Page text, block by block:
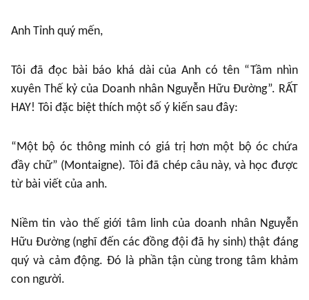
Anh Tỉnh quý mến,
Tôi đã đọc bài báo khá dài của Anh có tên “Tầm nhìn
xuyên Thế kỷ của Doanh nhân Nguyễn Hữu Đường”. RẤT
HAY! Tôi đặc biệt thích một số ý kiến sau đây:
“Một bộ óc thông minh có giá trị hơn một bộ óc chứa
đầy chữ” (Montaigne). Tôi đã chép câu này, và học được
từ bài viết của anh.
Niềm tin vào thế giới tâm linh của doanh nhân Nguyễn
Hữu Đường (nghĩ đến các đồng đội đã hy sinh) thật đáng
quý và cảm động. Đó là phần tận cùng trong tâm khảm
con người.